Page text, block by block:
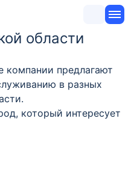
области
компании предлагают
в разных
который интересует